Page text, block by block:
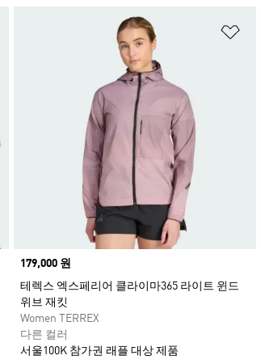
Price
179,000 원
테렉스 엑스페리어 클라이마365 라이트 윈드
위브 재킷
Women TERREX
다른 컬러
서울100K 참가권 래플 대상 제품